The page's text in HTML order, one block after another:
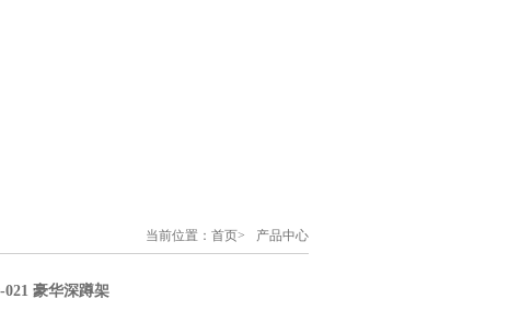
产品中心
当前位置： 首页>
021 豪华深蹲架